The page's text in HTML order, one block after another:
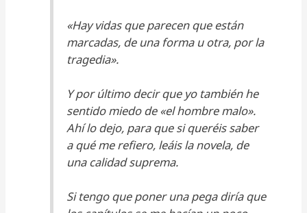
«Hay vidas que parecen que están
marcadas, de una forma u otra, por la
tragedia».
Y por último decir que yo también he
sentido miedo de «el hombre malo».
Ahí lo dejo, para que si queréis saber
a qué me refiero, leáis la novela, de
una calidad suprema.
Si tengo que poner una pega diría que